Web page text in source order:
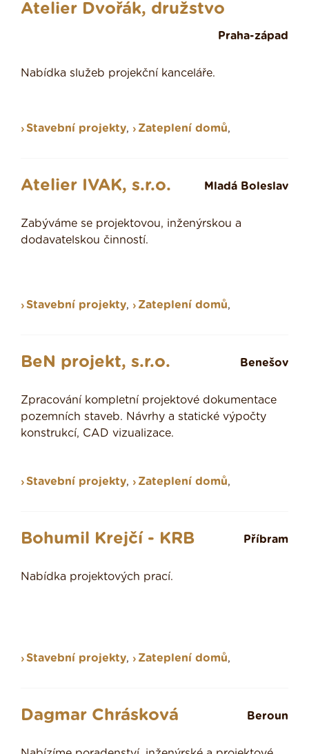
Atelier Dvořák, družstvo
Praha-západ
Nabídka služeb projekční kanceláře.
Stavební projekty, Zateplení domů,
Atelier IVAK, s.r.o. Mladá Boleslav
Zabýváme se projektovou, inženýrskou a
dodavatelskou činností.
Stavební projekty, Zateplení domů,
BeN projekt, s.r.o. Benešov
Zpracování kompletní projektové dokumentace
pozemních staveb. Návrhy a statické výpočty
konstrukcí, CAD vizualizace.
Stavební projekty, Zateplení domů,
Bohumil Krejčí - KRB Příbram
Nabídka projektových prací.
Stavební projekty, Zateplení domů,
Dagmar Chrásková Beroun